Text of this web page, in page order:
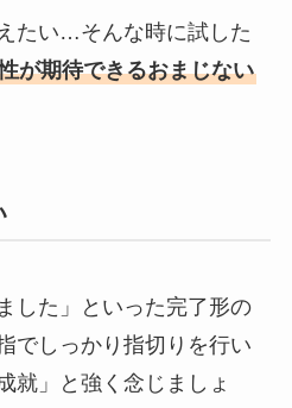
たい…そんな時に試した
が期待できるおまじない
した」といった完了形の
でしっかり指切りを行い
就」と強く念じましょ